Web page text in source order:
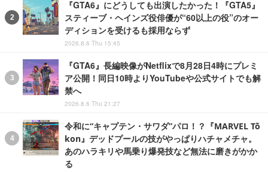
『GTA6』にどうしても出演したかった！『GTA5』
スティーブ・ヘインズ役俳優が“60以上の役”のオー
ディションを受けるも採用ならず
2026.8.6 Thu 15:45
『GTA6』長編映像がNetflixで8月28日4時にプレミ
ア公開！同日10時よりYouTubeや公式サイトでも解
禁へ
2026.8.6 Thu 21:27
令和に“キャプテン・サワダ”パロ！？『MARVEL Tō
kon』デッドプールの技がやっぱりハチャメチャ。
あのハラキリや馬乗り爆発技など無法に磨きがかか
る